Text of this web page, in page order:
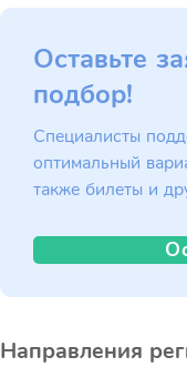
Оставьте
подбор!
Специалисты
оптимальный
также билеты и
Направления